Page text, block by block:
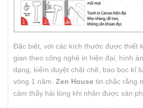
Đặc biệt, với các kích thước được thiết
gian theo công nghệ in hiện đại, hình
dạng, kiểm duyệt chặt chẽ, bao bọc kĩ
vòng 1 năm. Zen House tin chắc rằng
cảm thấy hài lòng khi nhận được sản